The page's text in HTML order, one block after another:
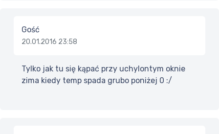
Gość
20.01.2016 23:58
Tylko jak tu się kąpać przy uchylontym oknie
zima kiedy temp spada grubo poniżej 0 :/